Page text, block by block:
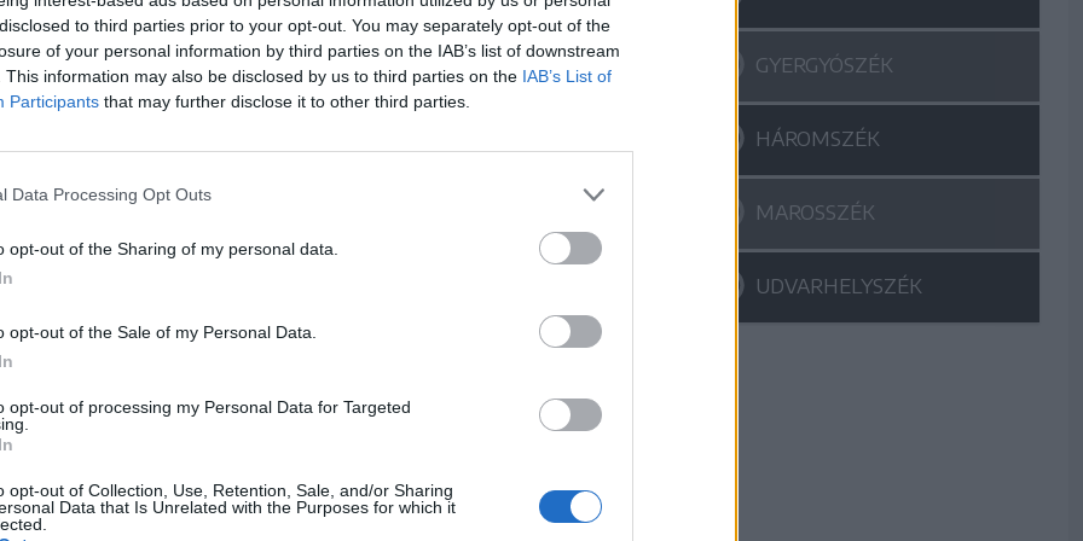
to third parties prior to your opt-out. You may separately opt-out of the
of your personal information by third parties on the IAB’s list of downstream
This information may also be disclosed by us to third parties on the IAB’s List of
Participants that may further disclose it to other third parties.
Data Processing Opt Outs
opt-out of the Sharing of my personal data.
opt-out of the Sale of my Personal Data.
opt-out of processing my Personal Data for Targeted
opt-out of Collection, Use, Retention, Sale, and/or Sharing
Data that Is Unrelated with the Purposes for which it
visszaszorítása érdekében a Bolojan-
meg idén a fekete pénteki
k az
el legalább
friss
GYERGYÓSZÉK
HÁROMSZÉK
MAROSSZÉK
UDVARHELYSZÉK